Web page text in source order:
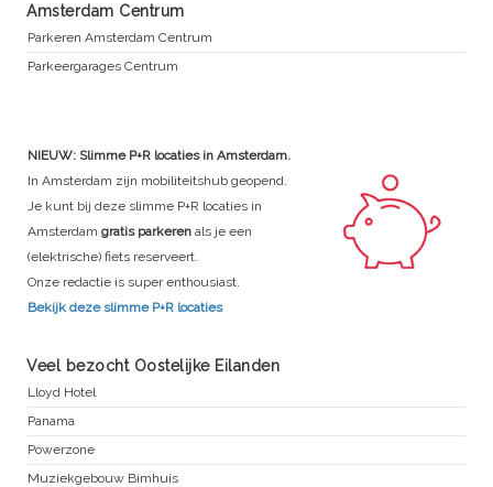
Amsterdam Centrum
Parkeren Amsterdam Centrum
Parkeergarages Centrum
NIEUW: Slimme P+R locaties in Amsterdam.
In Amsterdam zijn mobiliteitshub geopend.
Je kunt bij deze slimme P+R locaties in
Amsterdam gratis parkeren als je een
(elektrische) fiets reserveert.
Onze redactie is super enthousiast.
Bekijk deze slimme P+R locaties
Veel bezocht Oostelijke Eilanden
Lloyd Hotel
Panama
Powerzone
Muziekgebouw Bimhuis